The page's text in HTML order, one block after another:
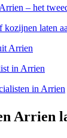
– het
kozijnen laten
Arrien
in Arrien
in Arrien
Arrien